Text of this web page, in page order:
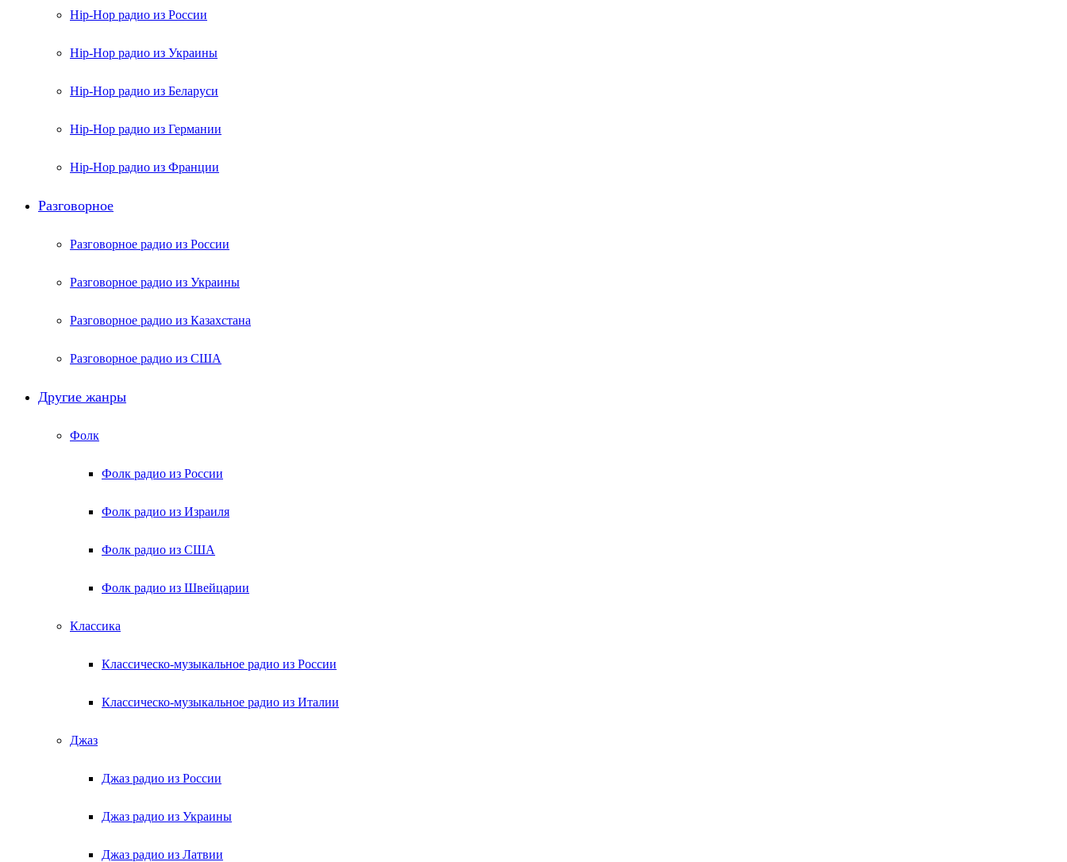
Hip-Hop радио из России
Hip-Hop радио из Украины
Hip-Hop радио из Беларуси
Hip-Hop радио из Германии
Hip-Hop радио из Франции
Разговорное
Разговорное радио из России
Разговорное радио из Украины
Разговорное радио из Казахстана
Разговорное радио из США
Другие жанры
Фолк
Фолк радио из России
Фолк радио из Израиля
Фолк радио из США
Фолк радио из Швейцарии
Классика
Классическо-музыкальное радио из России
Классическо-музыкальное радио из Италии
Джаз
Джаз радио из России
Джаз радио из Украины
Джаз радио из Латвии